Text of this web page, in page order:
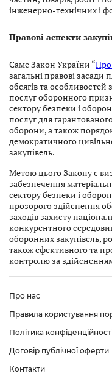
інженерно-технічних і
Правові аспекти
Саме Закон України “Про
загальні правові
обсягів та особливостей
послуг оборонного
сектору безпеки і
послуг для
оборони, а також
демократичного
закупівель.
Метою цього Закону є
забезпечення
сектору безпеки і
прозорого здійснення
заходів захисту
конкурентного
оборонних закупівель,
також ефективного та
контролю за
Про нас
Правила користування
Політика
Договір публічної оферти
Контакти